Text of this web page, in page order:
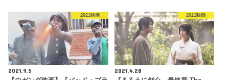
2021映画
2021.9.5
2021映画
2021.4.28